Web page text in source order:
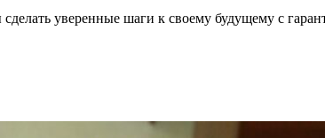
сделать уверенные шаги к своему будущему с